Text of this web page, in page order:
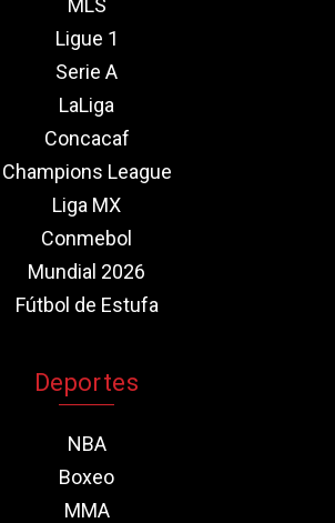
MLS
Ligue 1
Serie A
LaLiga
Concacaf
Champions League
Liga MX
Conmebol
Mundial 2026
Fútbol de Estufa
Deportes
NBA
Boxeo
MMA